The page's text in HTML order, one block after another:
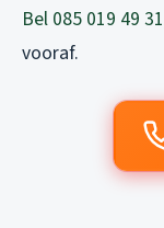
Bel 085 019 49 31
vooraf.